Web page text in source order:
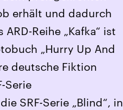
erhält und dadurch
Reihe „Kafka“ ist
„Hurry Up And
deutsche Fiktion
Serie
SRF-Serie „Blind“, in